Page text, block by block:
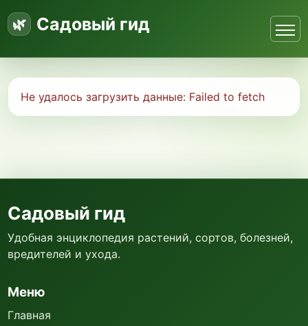
Садовый гид
Не удалось загрузить данные: Failed to fetch
Садовый гид
Удобная энциклопедия растений, сортов, болезней,
вредителей и ухода.
Меню
Главная